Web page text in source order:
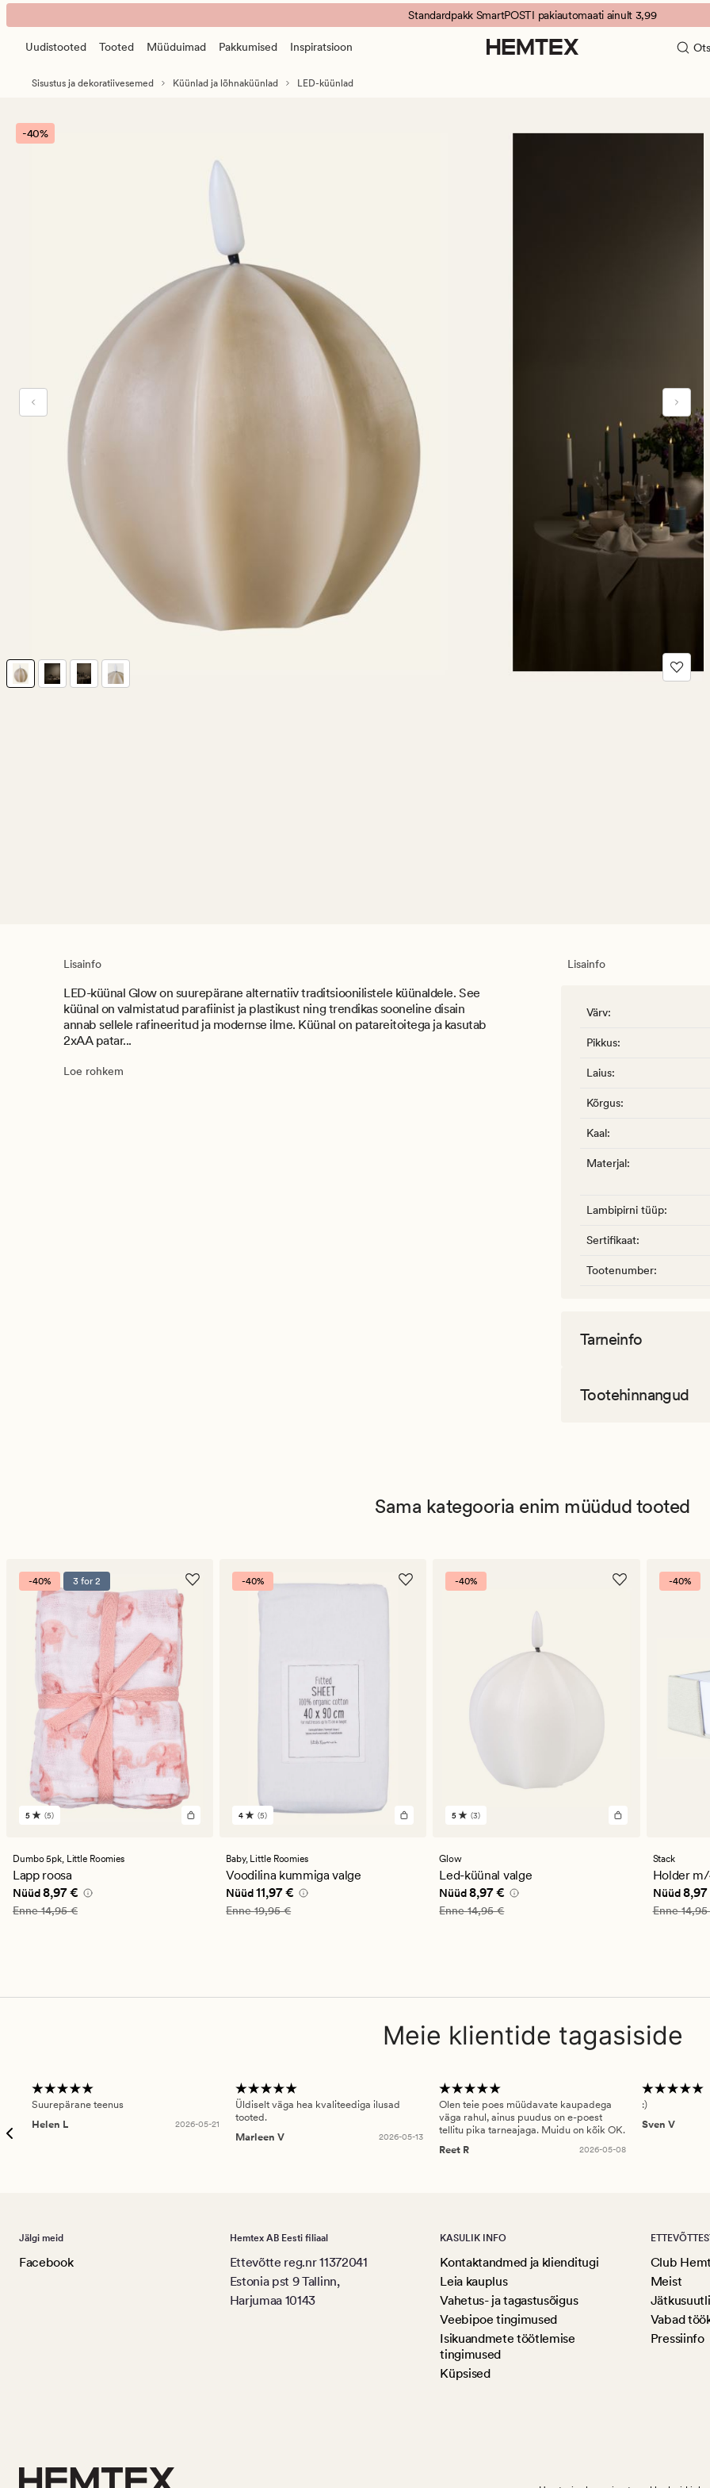
Glow
led-
küünal
banner.
Press
Standardpakk SmartPOSTI pakiautomaati ainult 3,99
Uudistooted Tooted Müüduimad Pakkumised Inspiratsioon
Sisustus ja dekoratiivesemed Küünlad ja lõhnaküünlad LED-küünlad
-40%
Lisainfo
LED-küünal Glow on suurepärane alternatiiv traditsioonilistele küünaldele. See
küünal on valmistatud parafiinist ja plastikust ning trendikas sooneline disain
annab sellele rafineeritud ja modernse ilme. Küünal on patareitoitega ja kasutab
2xAA patar...
Loe rohkem
Lisainfo
Värv:
Pikkus:
Laius:
Kõrgus:
Kaal:
Materjal:
Lambipirni tüüp:
Sertifikaat:
Tootenumber:
Tarneinfo
Tootehinnangud
Sama kategooria enim müüdud tooted
-40% 3 for 2
5
hinnanguga
5
5 (5)
Dumbo 5pk, Little Roomies
Lapp roosa
Nåværende pris_ee
Nüüd8,97 €
Vanlig pris_ee
Enne14,95 €
-40%
5
hinnanguga
4
4 (5)
Baby, Little Roomies
Voodilina kummiga valge
Nåværende pris_ee
Nüüd11,97 €
Vanlig pris_ee
Enne19,95 €
-40%
3
hinnanguga
5
5 (3)
Glow
Led-küünal valge
Nåværende pris_ee
Nüüd 8,97 €
Vanlig pris_ee
Enne14,95 €
-40%
Stack
Holder
Nüüd
Vanlig
Enne
Meie klientide tagasiside
Suurepärane teenus
Helen L
2026-05-21
Üldiselt väga hea kvaliteediga ilusad
tooted.
Marleen V
2026-05-13
Olen teie poes müüdavate kaupadega
väga rahul, ainus puudus on e-poest
tellitu pika tarneajaga. Muidu on kõik OK.
Reet R
2026-05-08
:)
Sven V
Jälgi meid
Facebook
Hemtex AB Eesti filiaal
Ettevõtte reg.nr 11372041
Estonia pst 9 Tallinn,
Harjumaa 10143
KASULIK INFO
Kontaktandmed ja klienditugi
Leia kauplus
Vahetus- ja tagastusõigus
Veebipoe tingimused
Isikuandmete töötlemise
tingimused
Küpsised
Club
Meist
Vabad
Pressiinfo